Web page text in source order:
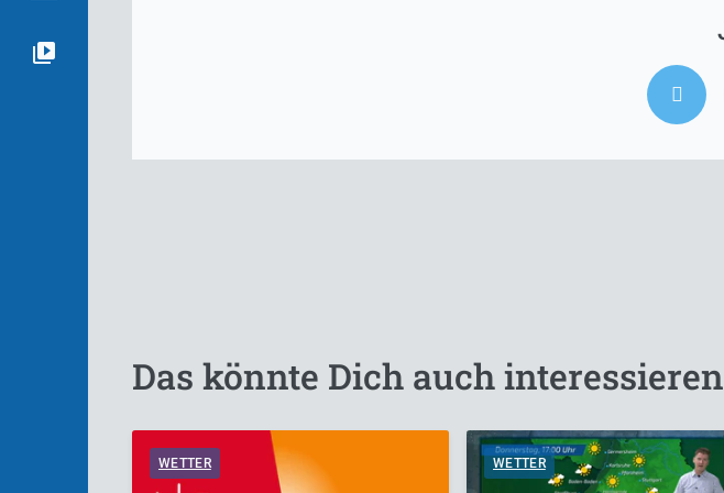
Das könnte Dich auch interessieren
WETTER WETTER